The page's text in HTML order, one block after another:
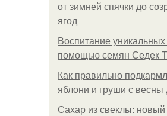
от зимней спячки до
ягод
Воспитание
помощью семян Седек
Как правильно
яблони и груши с весны
Сахар из свеклы: новый